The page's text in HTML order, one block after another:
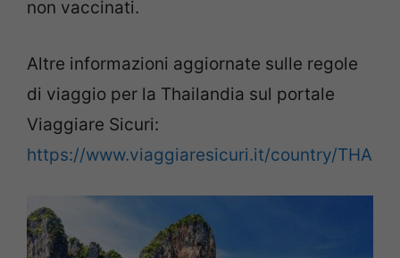
non vaccinati.
Altre informazioni aggiornate sulle regole
di viaggio per la Thailandia sul portale
Viaggiare Sicuri:
https://www.viaggiaresicuri.it/country/THA